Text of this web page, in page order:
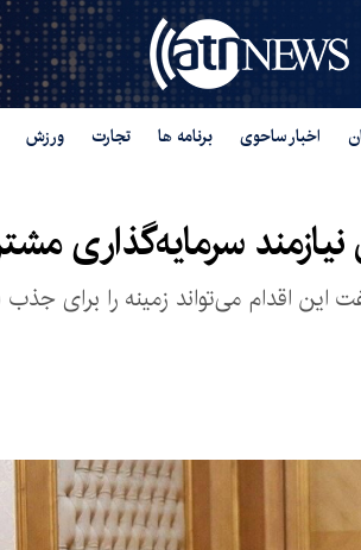
اخبار ساحوی برنامه ها تجارت ورزش
نیازمند سرمایه‌گذاری
این اقدام می‌تواند زمینه را